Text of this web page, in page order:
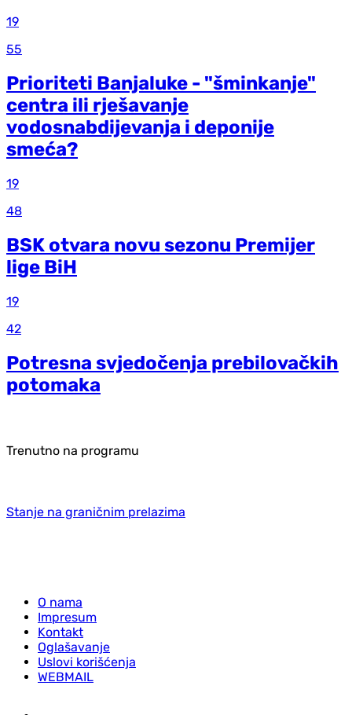
19
55
Prioriteti Banjaluke - "šminkanje"
centra ili rješavanje
vodosnabdijevanja i deponije
smeća?
19
48
BSK otvara novu sezonu Premijer
lige BiH
19
42
Potresna svjedočenja prebilovačkih
potomaka
Trenutno na programu
Stanje na graničnim prelazima
O nama
Impresum
Kontakt
Oglašavanje
Uslovi korišćenja
WEBMAIL